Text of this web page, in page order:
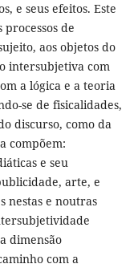
e seus efeitos. Este
de
aos objetos do
intersubjetiva com
a lógica e a teoria
se de fisicalidades,
discurso, como da
compõem:
e seu
arte, e
nestas e noutras
dimensão
com a